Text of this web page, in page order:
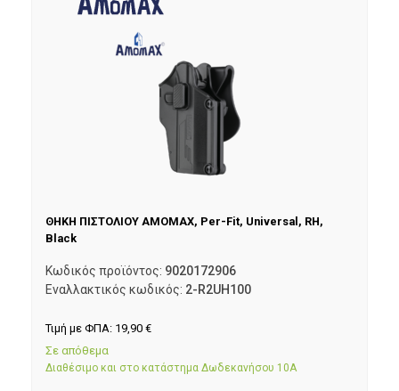
ΘΗΚΗ ΠΙΣΤΟΛΙΟΥ AMOMAX, Per-Fit, Universal, RH,
Black
Κωδικός προϊόντος: 9020172906
Εναλλακτικός κωδικός: 2-R2UH100
Τιμή με ΦΠΑ: 19,90 €
Σε απόθεμα
Διαθέσιμο και στο κατάστημα Δωδεκανήσου 10Α